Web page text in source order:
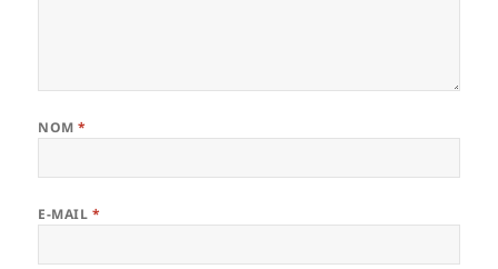
NOM*
E-MAIL *